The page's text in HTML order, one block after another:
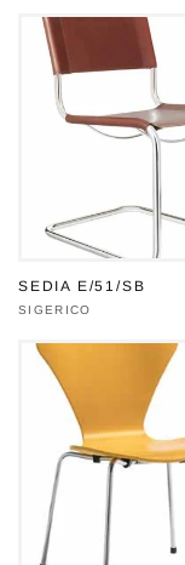
SEDIA E/51/SB
Produttore:
SIGERICO